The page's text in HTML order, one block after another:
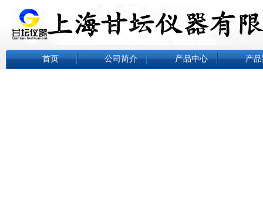
首页 公司简介 产品中心 产